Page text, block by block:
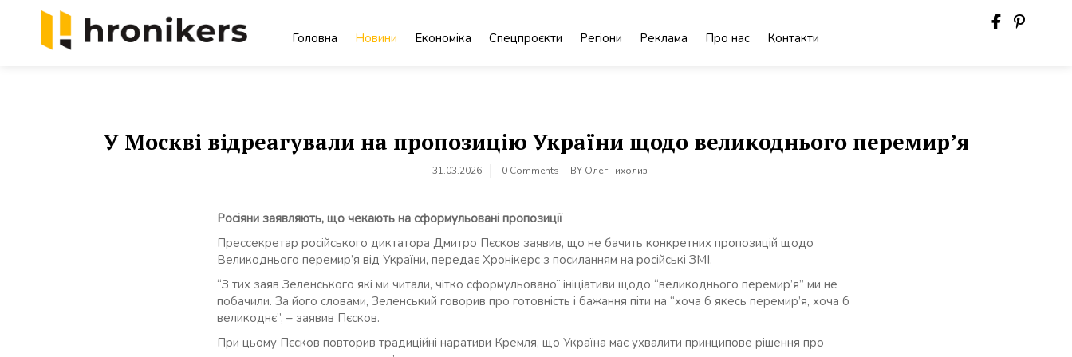
Головна Новини Економіка Спецпроєкти Регіони Реклама Про нас Контакти
У Москві відреагували на пропозицію України щодо великоднього перемир’я
31.03.2026 0 Comments BY Олег Тихолиз
Росіяни заявляють, що чекають на сформульовані пропозиції
Прессекретар російського диктатора Дмитро Пєсков заявив, що не бачить конкретних пропозицій щодо
Великоднього перемир’я від України, передає Хронікерс з посиланням на російські ЗМІ.
“З тих заяв Зеленського які ми читали, чітко сформульованої ініціативи щодо “великоднього перемир’я” ми не
побачили. За його словами, Зеленський говорив про готовність і бажання піти на “хоча б якесь перемир’я, хоча б
великоднє”, – заявив Пєсков.
При цьому Пєсков повторив традиційні наративи Кремля, що Україна має ухвалити принципове рішення про